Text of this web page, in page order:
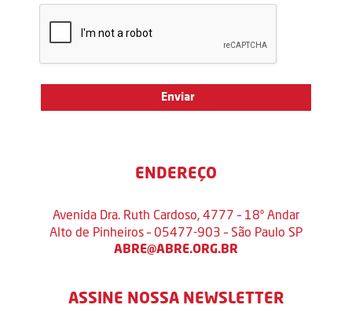
ENDEREÇO
Avenida Dra. Ruth Cardoso, 4777 – 18º Andar
Alto de Pinheiros – 05477-903 – São Paulo SP
ABRE@ABRE.ORG.BR
ASSINE NOSSA NEWSLETTER